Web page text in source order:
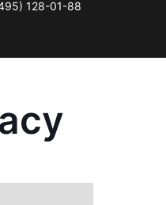
128-01-88